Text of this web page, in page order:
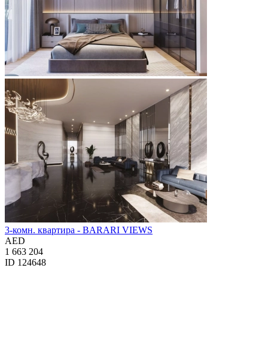
3-комн. квартира - BARARI VIEWS
AED
1 663 204
ID 124648